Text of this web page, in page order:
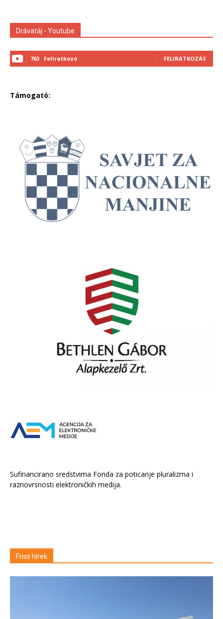
Drávatáj - Youtube
763 Feliratkozó FELIRATKOZÁS
Támogató:
Sufinancirano sredstvima Fonda za poticanje pluralizma i
raznovrsnosti elektroničkih medija.
Friss hírek